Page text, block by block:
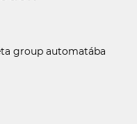
group automatába